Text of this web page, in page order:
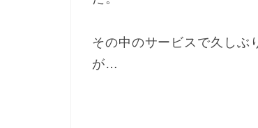
その中のサービスで久しぶ
が…